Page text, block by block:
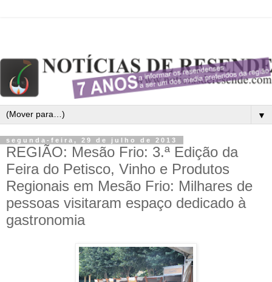
▼
segunda-feira, 29 de julho de 2013
REGIÃO: Mesão Frio: 3.ª Edição da
Feira do Petisco, Vinho e Produtos
Regionais em Mesão Frio: Milhares de
pessoas visitaram espaço dedicado à
gastronomia